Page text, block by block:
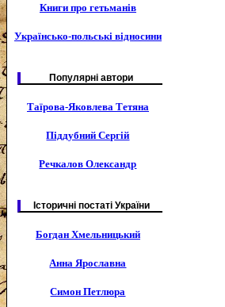
Книги про гетьманів
Українсько-польські відносини
Популярні автори
Таїрова-Яковлева Тетяна
Піддубний Сергій
Речкалов Олександр
Історичні постаті України
Богдан Хмельницький
Анна Ярославна
Симон Петлюра